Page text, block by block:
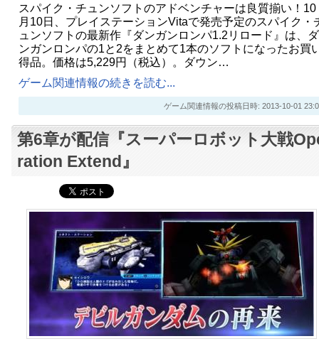
スパイク・チュンソフトのアドベンチャーは良質揃い！10
月10日、プレイステーションVitaで発売予定のスパイク・
ュンソフトの最新作『ダンガンロンパ1.2リロード』は、ダ
ンガンロンパの1と2をまとめて1本のソフトになったお買
得品。価格は5,229円（税込）。ダウン…
ゲーム関連情報の続きを読む...
ゲーム関連情報の投稿日時: 2013-10-01
第6章が配信『スーパーロボット大戦
ration Extend』